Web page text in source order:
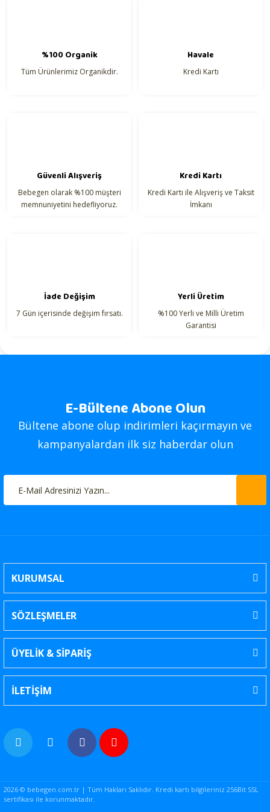
Bu ürüne benzer farklı alternatifler olmalı.
%100 Organik
Tüm Ürünlerimiz Organikdir.
Havale
Kredi Kartı
Güvenli Alışveriş
Bebegen olarak %100 müşteri
memnuniyetini hedefliyoruz.
Kredi Kartı
Kredi Kartı ile Alışveriş ve Taksit
İmkanı
İade Değişim
7 Gün içerisinde değişim fırsatı.
Yerli Üretim
%100 Yerli ve Milli Üretim
Garantisi
E-Bültene Abone Olun
Bültene abone olup indirimleri kaçırmayın ve
kampanyalardan ilk siz haberdar olun
KURUMSAL
SÖZLEŞMELER
ÜYELİK & SİPARİŞ
İLETİŞİM
2026 © bebegen.com.tr | Tüm Hakları Saklıdır. Kredi kartı bilgileriniz 256Bit SSL
sertifikası ile korunmaktadır.